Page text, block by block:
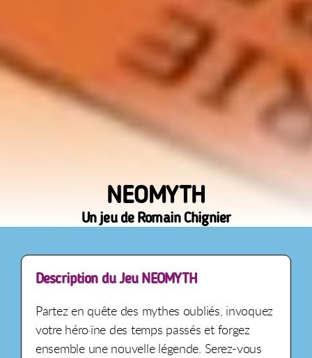
NEOMYTH
Un jeu de Romain Chignier
Description du Jeu NEOMYTH
Partez en quête des mythes oubliés, invoquez
votre héro·ïne des temps passés et forgez
ensemble une nouvelle légende. Serez-vous